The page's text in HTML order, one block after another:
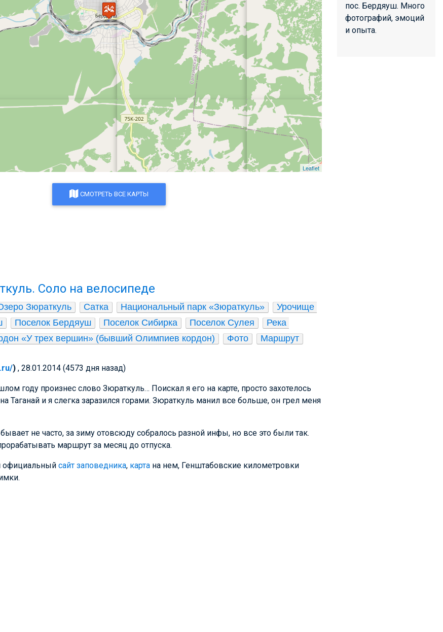
Leaflet
СМОТРЕТЬ ВСЕ КАРТЫ
Соло на велосипеде
Зюраткуль Сатка Национальный парк «Зюраткуль»
Урочище
Поселок Бердяуш Поселок Сибирка Поселок Сулея
Река
«У трех вершин» (бывший Олимпиев кордон) Фото
Маршрут
) , 28.01.2014 (4573 дня назад)
году произнес слово Зюраткуль… Поискал я его на карте, просто захотелось
Таганай и я слегка заразился горами. Зюраткуль манил все больше, он грел меня
не часто, за зиму отовсюду собралось разной инфы, но все это были так.
маршрут за месяц до отпуска.
официальный сайт заповедника, карта на нем, Генштабовские километровки
пос. Бердяуш. Много
фотографий, эмоций
и опыта.